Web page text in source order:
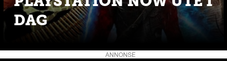
DAG
ANNONSE